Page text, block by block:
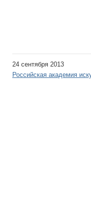
24 сентября 2013
Российская академия